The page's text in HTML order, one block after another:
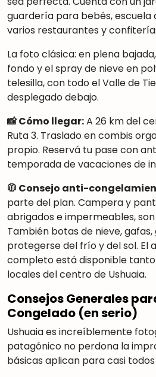
guardería para bebés, escuela
varios restaurantes y
La foto clásica: en plena
fondo y el spray de nieve en
telesilla, con todo el Valle de
desplegado debajo.
📸 Cómo llegar:A 26 km del
Ruta 3. Traslado en combis
propio. Reservá tu pase con
temporada de vacaciones de
🧥 Consejo anti-
parte del plan. Campera y
abrigados e impermeables,
También botas de nieve,
protegerse del frío y del sol. El
completo está disponible
locales del centro de Ushuaia.
Consejos Generales
Congelado (en serio)
Ushuaia es increíblemente
patagónico no perdona la
básicas aplican para casi